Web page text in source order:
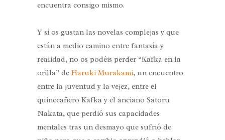
encuentra consigo mismo.
Y si os gustan las novelas complejas y que
están a medio camino entre fantasía y
realidad, no os podéis perder “Kafka en la
orilla” de Haruki Murakami, un encuentro
entre la juventud y la vejez, entre el
quinceañero Kafka y el anciano Satoru
Nakata, que perdió sus capacidades
mentales tras un desmayo que sufrió de